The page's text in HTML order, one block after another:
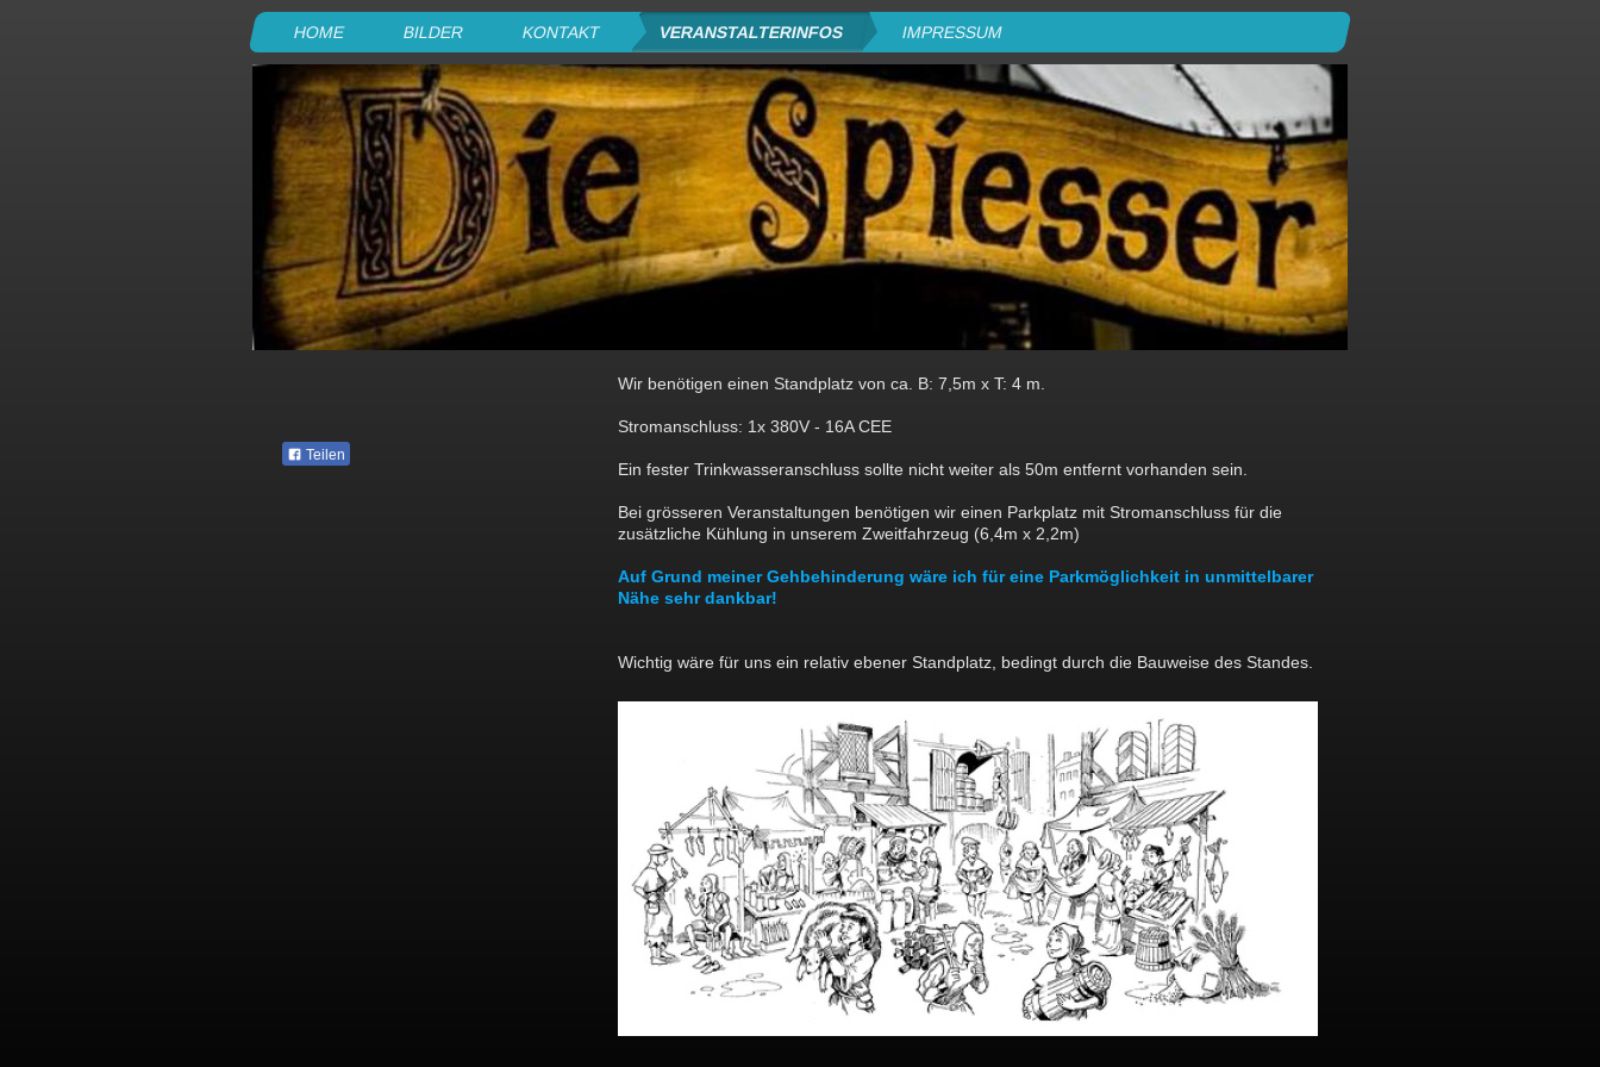
HOME BILDER KONTAKT VERANSTALTERINFOS IMPRESSUM
Wir benötigen einen Standplatz von ca. B: 7,5m x T: 4 m.
Stromanschluss: 1x 380V - 16A CEE
Ein fester Trinkwasseranschluss sollte nicht weiter als 50m entfernt vorhanden sein.
Bei grösseren Veranstaltungen benötigen wir einen Parkplatz mit Stromanschluss für die
zusätzliche Kühlung in unserem Zweitfahrzeug (6,4m x 2,2m)
Auf Grund meiner Gehbehinderung wäre ich für eine Parkmöglichkeit in unmittelbarer
Nähe sehr dankbar!
Wichtig wäre für uns ein relativ ebener Standplatz, bedingt durch die Bauweise des Standes.
Teilen